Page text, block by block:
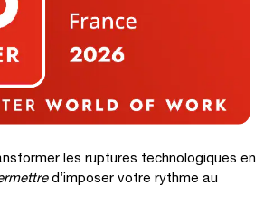
les ruptures technologiques en
d’imposer votre rythme au